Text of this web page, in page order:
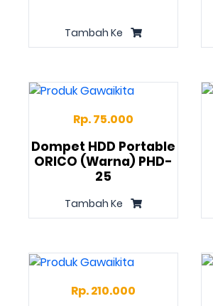
Tambah Ke
Rp. 75.000
Dompet HDD Portable
ORICO (Warna) PHD-
25
Tambah Ke
Rp. 210.000